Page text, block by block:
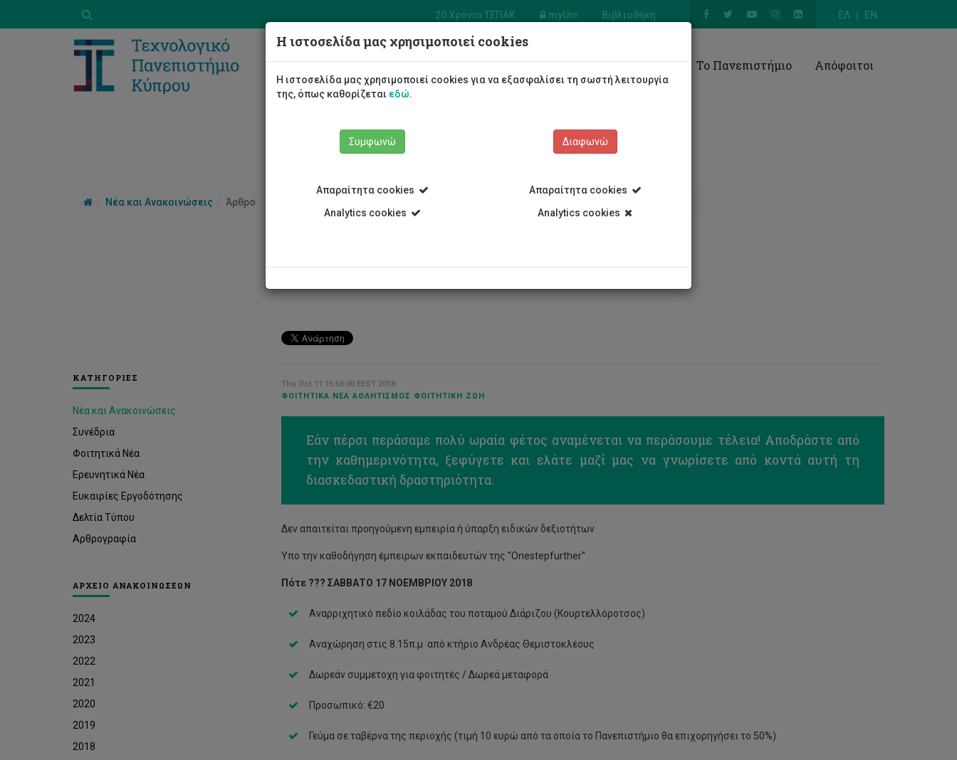
ΕΛ EN
20 Χρόνια ΤΕΠΑΚ myUni Βιβλιοθήκη
Φοιτητές/τριες Σπουδές Έρευνα Το Πανεπιστήμιο Απόφοιτοι
Νέα και Ανακοινώσεις Άρθρο
ΚΑΤΗΓΟΡΙΕΣ
Νέα και Ανακοινώσεις
Συνέδρια
Φοιτητικά Νέα
Ερευνητικά Νέα
Ευκαιρίες Εργοδότησης
Δελτία Τύπου
Αρθρογραφία
ΑΡΧΕΙΟ ΑΝΑΚΟΙΝΩΣΕΩΝ
2024
2023
2022
2021
2020
2019
2018
Αναρρίχηση βράχου και πεζοπορία
Thu Oct 11 15:56:00 EEST 2018
ΦΟΙΤΗΤΙΚΆ ΝΈΑ ΑΘΛΗΤΙΣΜΌΣ ΦΟΙΤΗΤΙΚΉ ΖΩΉ
Εάν πέρσι περάσαμε πολύ ωραία φέτος αναμένεται να περάσουμε τέλεια! Αποδράστε από
την καθημερινότητα, ξεφύγετε και ελάτε μαζί μας να γνωρίσετε από κοντά αυτή τη
διασκεδαστική δραστηριότητα.
Δεν απαιτείται προηγούμενη εμπειρία ή ύπαρξη ειδικών δεξιοτήτων
Υπο την καθοδήγηση έμπειρων εκπαιδευτών της ''Onestepfurther''
Πότε ??? ΣΑΒΒΑΤΟ 17 ΝΟΕΜΒΡΙΟΥ 2018
Αναρριχητικό πεδίο κοιλάδας του ποταμού Διάριζου (Κουρτελλόροτσος)
Αναχώρηση στις 8.15π.μ από κτήριο Ανδρέας Θεμιστοκλέους
Δωρεάν συμμετοχη για φοιτητές / Δωρεά μεταφορά
Προσωπικό: €20
Γεύμα σε ταβέρνα της περιοχής (τιμή 10 ευρώ από τα οποία το Πανεπιστήμιο θα επιχορηγήσει το 50%)
Η ιστοσελίδα μας χρησιμοποιεί cookies
Η ιστοσελίδα μας χρησιμοποιεί cookies για να εξασφαλίσει τη σωστή λειτουργία
της, όπως καθορίζεται εδώ.
Συμφωνώ
Απαραίτητα cookies
Analytics cookies
Διαφωνώ
Απαραίτητα cookies
Analytics cookies